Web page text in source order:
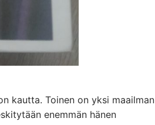
kautta. Toinen on yksi maailman
enemmän hänen